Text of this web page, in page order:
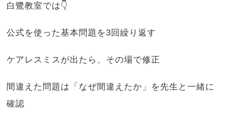
白鷺教室では👇
公式を使った基本問題を3回繰り返す
ケアレスミスが出たら、その場で修正
間違えた問題は「なぜ間違えたか」を先生と一緒に
確認